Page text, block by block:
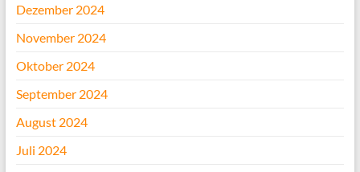
Dezember 2024
November 2024
Oktober 2024
September 2024
August 2024
Juli 2024